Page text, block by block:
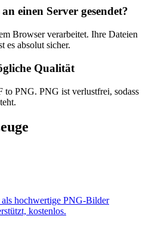
einen Server gesendet?
Browser verarbeitet. Ihre Dateien
es absolut sicher.
Qualität
to PNG. PNG ist verlustfrei, sodass
hochwertige PNG-Bilder
kostenlos.